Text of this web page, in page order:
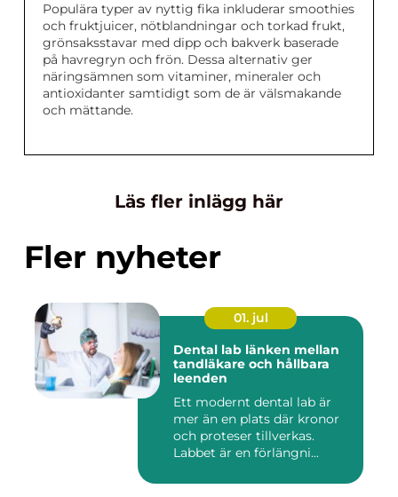
Populära typer av nyttig fika inkluderar smoothies
och fruktjuicer, nötblandningar och torkad frukt,
grönsaksstavar med dipp och bakverk baserade
på havregryn och frön. Dessa alternativ ger
näringsämnen som vitaminer, mineraler och
antioxidanter samtidigt som de är välsmakande
och mättande.
Läs fler inlägg här
Fler nyheter
01. jul
Dental lab länken mellan
tandläkare och hållbara
leenden
Ett modernt dental lab är
mer än en plats där kronor
och proteser tillverkas.
Labbet är en förlängni...